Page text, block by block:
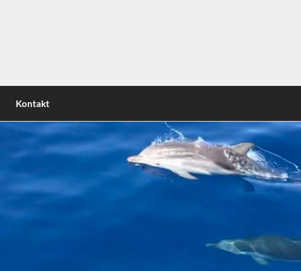
| Circumnavigating the italian peninsula | Attorno allo stivale
Kontakt